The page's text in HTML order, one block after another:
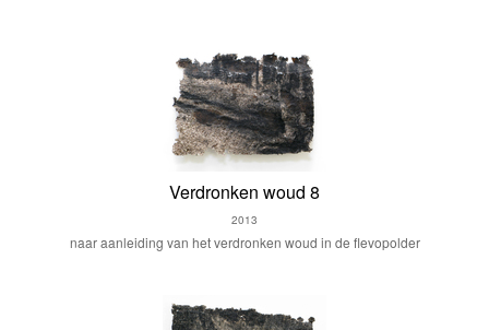
Verdronken woud 8
2013
naar aanleiding van het verdronken woud in de flevopolder